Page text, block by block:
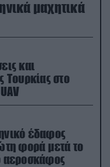
μαχητικά
και
Τουρκίας στο
έδαφος
φορά μετά το
αεροσκάφος